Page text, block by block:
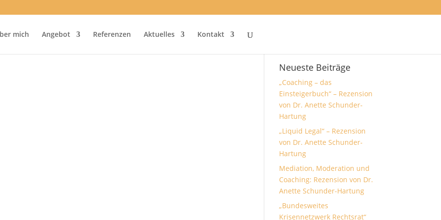
mich Angebot Referenzen Aktuelles Kontakt
Neueste Beiträge
„Coaching – das
Einsteigerbuch“ – Rezension
von Dr. Anette Schunder-
Hartung
„Liquid Legal“ – Rezension
von Dr. Anette Schunder-
Hartung
Mediation, Moderation und
Coaching: Rezension von Dr.
Anette Schunder-Hartung
„Bundesweites
Krisennetzwerk Rechtsrat“